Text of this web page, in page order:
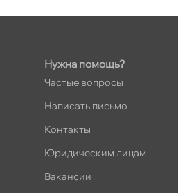
21:00
17к1 (Лента)
72
Нужна помощь?
Частые вопросы
Написать письмо
Контакты
Юридическим лицам
акансии